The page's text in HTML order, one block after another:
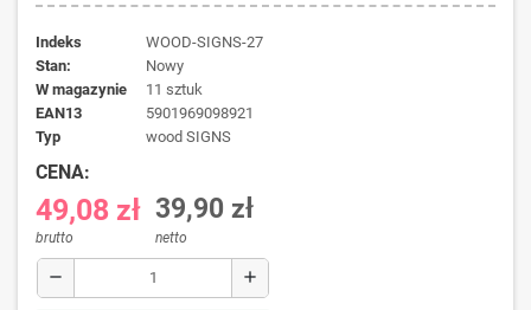
Indeks
WOOD-SIGNS-27
Stan:
Nowy
W magazynie
11 sztuk
EAN13
5901969098921
typ
wood SIGNS
CENA:
49,08 zł
brutto
39,90 zł
netto
remove add